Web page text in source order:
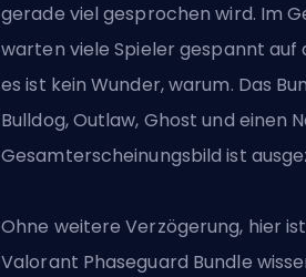
gerade viel gesprochen wird. Im
warten viele Spieler gespannt auf
es ist kein Wunder, warum. Das
Bulldog, Outlaw, Ghost und einen
Gesamterscheinungsbild ist
Ohne weitere Verzögerung, hier
Valorant Phaseguard Bundle